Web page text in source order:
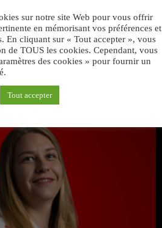
AIMEREZ AUSSI
sur notre site Web pour vous offrir
en mémorisant vos préférences et
En cliquant sur « Tout accepter », vous
de TOUS les cookies. Cependant, vous
des cookies » pour fournir un
Tout accepter